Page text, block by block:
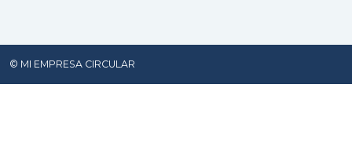
© MI EMPRESA CIRCULAR